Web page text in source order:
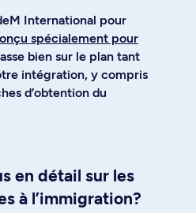
International pour
spécialement pour
bien sur le plan tant
intégration, y compris
d’obtention du
en détail sur les
à l’immigration?